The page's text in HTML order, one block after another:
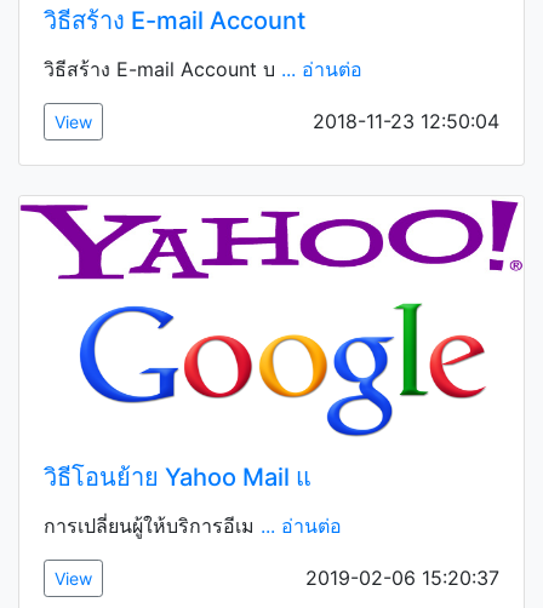
วิธีสร้าง E-mail Account
วิธีสร้าง E-mail Account บ ... อ่านต่อ
View 2018-11-23 12:50:04
วิธีโอนย้าย Yahoo Mail แ
การเปลี่ยนผู้ให้บริการอีเม ... อ่านต่อ
View 2019-02-06 15:20:37